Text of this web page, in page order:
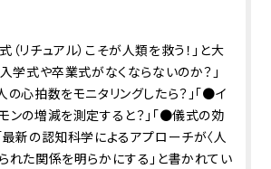
リチュアル）こそが人類を救う！」と大
学式や卒業式がなくならないのか？」
心拍数をモニタリングしたら？」「●イ
ンの増減を測定すると？」「●儀式の効
最新の認知科学によるアプローチが〈人
れた関係を明らかにする」と書かれてい